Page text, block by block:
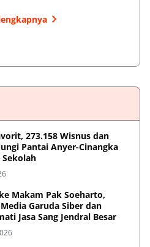
273.158 Wisnus dan
Pantai Anyer-Cinangka
Makam Pak Soeharto,
Garuda Siber dan
Jasa Sang Jendral Besar